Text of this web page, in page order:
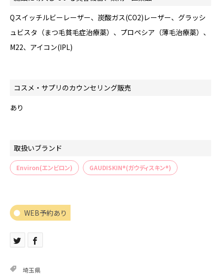
Qスイッチルビーレーザー、炭酸ガス(CO2)レーザー、グラッシ
ュビスタ（まつ毛貧毛症治療薬）、プロペシア（薄毛治療薬）、
M22、アイコン(IPL)
コスメ・サプリのカウンセリング販売
あり
取扱いブランド
Environ(エンビロン) GAUDISKIN®(ガウディスキン®)
WEB予約あり
埼玉県